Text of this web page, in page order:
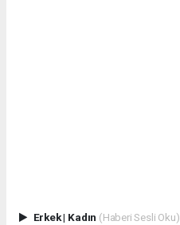
Erkek| Kadın (Haberi Sesli Oku)